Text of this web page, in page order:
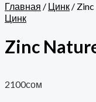
Главная / Цинк /
Цинк
Zinc
2100сом